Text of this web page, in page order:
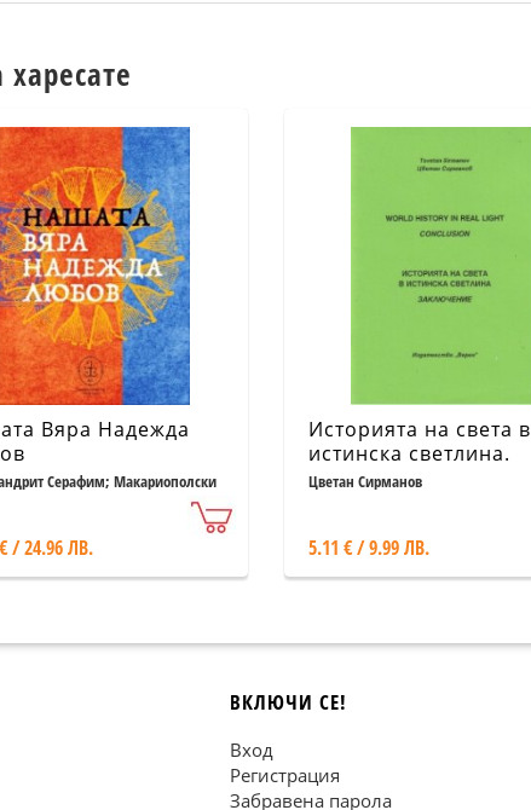
Вяра Надежда
Серафим; Макариополски
/ 24.96 ЛВ.
Историята на света в
истинска светлина.
Заключение
Цветан Сирманов
5.11 € / 9.99 ЛВ.
ВКЛЮЧИ СЕ!
Вход
Регистрация
Забравена парола